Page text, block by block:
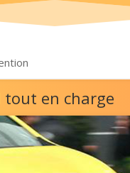
tout en charge